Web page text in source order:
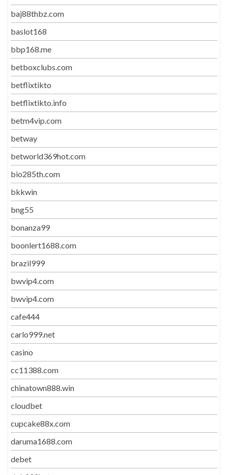
baj88thbz.com
baslot168
bbp168.me
betboxclubs.com
betflixtikto
betflixtikto.info
betm4vip.com
betway
betworld369hot.com
bio285th.com
bkkwin
bng55
bonanza99
boonlert1688.com
brazil999
bwvip4.com
bwvip4.com
cafe444
carlo999.net
casino
cc11388.com
chinatown888.win
cloudbet
cupcake88x.com
daruma1688.com
debet